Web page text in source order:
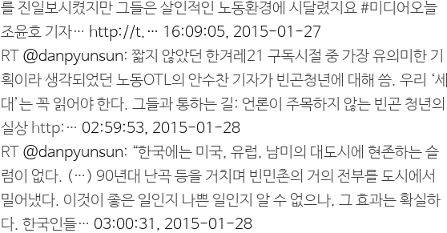
를 진일보시켰지만 그들은 살인적인 노동환경에 시달렸지요 #미디어오늘
조윤호 기자… http://t.… 16:09:05, 2015-01-27
RT @danpyunsun: 짧지 않았던 한겨레21 구독시절 중 가장 유의미한 기
획이라 생각되었던 노동OTL의 안수찬 기자가 빈곤청년에 대해 씀. 우리 ‘세
대’는 꼭 읽어야 한다. 그들과 통하는 길: 언론이 주목하지 않는 빈곤 청년의
실상 http:… 02:59:53, 2015-01-28
RT @danpyunsun: “한국에는 미국, 유럽, 남미의 대도시에 현존하는 슬
럼이 없다. (…) 90년대 난곡 등을 거치며 빈민촌의 거의 전부를 도시에서
밀어냈다. 이것이 좋은 일인지 나쁜 일인지 알 수 없으나, 그 효과는 확실하
다. 한국인들… 03:00:31, 2015-01-28